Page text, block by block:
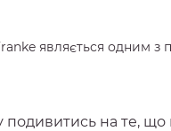
являється одним
на те, що